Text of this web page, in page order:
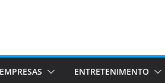
EMPRESAS ENTRETENIMENTO